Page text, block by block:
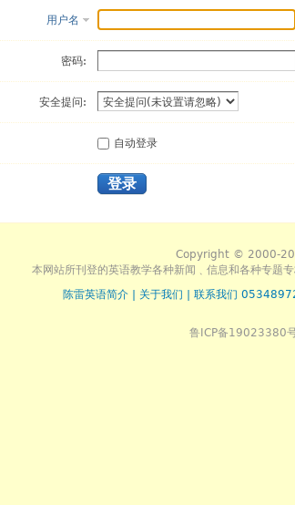
用户名
密码:
安全提问:
自动登录
登录
Copyright © 2000-
本网站所刊登的英语教学各种新闻﹑信息和各种专题
陈雷英语简介
关于我们 联系我们
鲁ICP备19023380